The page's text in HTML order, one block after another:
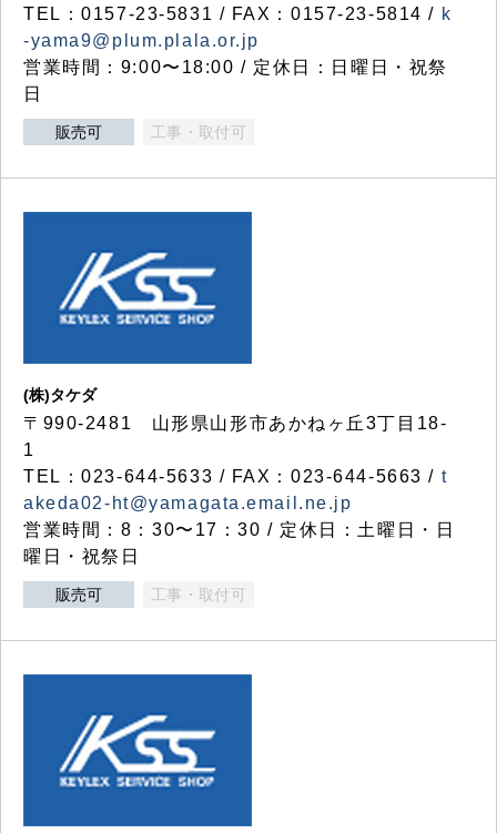
TEL：0157-23-5831 / FAX：0157-23-5814 / k
-yama9@plum.plala.or.jp
営業時間：9:00〜18:00 / 定休日：日曜日・祝祭
日
販売可 工事・取付可
(株)タケダ
〒990-2481 山形県山形市あかねヶ丘3丁目18-
1
TEL：023-644-5633 / FAX：023-644-5663 / t
akeda02-ht@yamagata.email.ne.jp
営業時間：8：30〜17：30 / 定休日：土曜日・日
曜日・祝祭日
販売可 工事・取付可